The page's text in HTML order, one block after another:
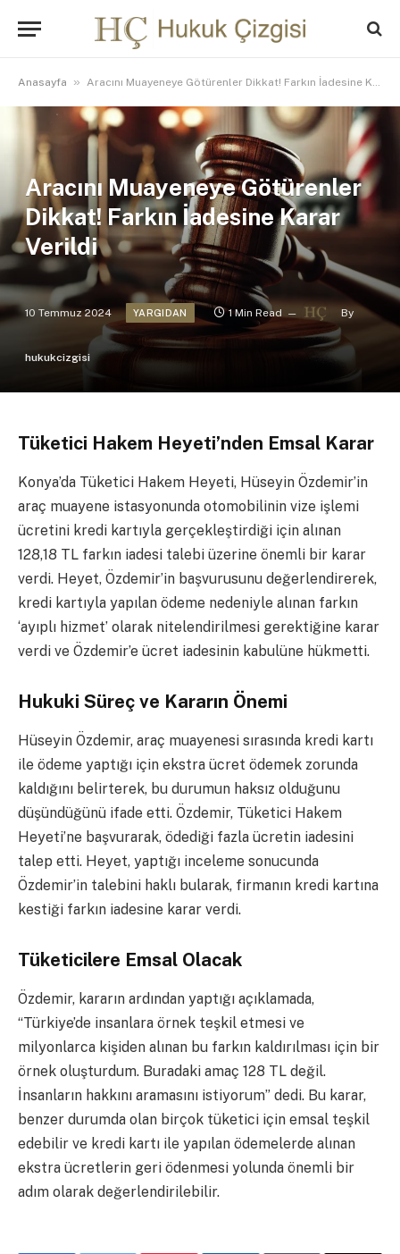
Anasayfa » Aracını Muayeneye Götürenler Dikkat! Farkın İadesine Karar Verildi
Aracını Muayeneye Götürenler
Dikkat! Farkın İadesine Karar
Verildi
10 Temmuz 2024 YARGIDAN 1 Min Read By
hukukcizgisi
Tüketici Hakem Heyeti’nden Emsal Karar
Konya’da Tüketici Hakem Heyeti, Hüseyin Özdemir’in
araç muayene istasyonunda otomobilinin vize işlemi
ücretini kredi kartıyla gerçekleştirdiği için alınan
128,18 TL farkın iadesi talebi üzerine önemli bir karar
verdi. Heyet, Özdemir’in başvurusunu değerlendirerek,
kredi kartıyla yapılan ödeme nedeniyle alınan farkın
‘ayıplı hizmet’ olarak nitelendirilmesi gerektiğine karar
verdi ve Özdemir’e ücret iadesinin kabulüne hükmetti.
Hukuki Süreç ve Kararın Önemi
Hüseyin Özdemir, araç muayenesi sırasında kredi kartı
ile ödeme yaptığı için ekstra ücret ödemek zorunda
kaldığını belirterek, bu durumun haksız olduğunu
düşündüğünü ifade etti. Özdemir, Tüketici Hakem
Heyeti’ne başvurarak, ödediği fazla ücretin iadesini
talep etti. Heyet, yaptığı inceleme sonucunda
Özdemir’in talebini haklı bularak, firmanın kredi kartına
kestiği farkın iadesine karar verdi.
Tüketicilere Emsal Olacak
Özdemir, kararın ardından yaptığı açıklamada,
“Türkiye’de insanlara örnek teşkil etmesi ve
milyonlarca kişiden alınan bu farkın kaldırılması için bir
örnek oluşturdum. Buradaki amaç 128 TL değil.
İnsanların hakkını aramasını istiyorum” dedi. Bu karar,
benzer durumda olan birçok tüketici için emsal teşkil
edebilir ve kredi kartı ile yapılan ödemelerde alınan
ekstra ücretlerin geri ödenmesi yolunda önemli bir
adım olarak değerlendirilebilir.